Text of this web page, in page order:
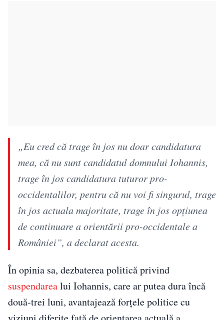
„Eu cred că trage în jos nu doar candidatura
mea, că nu sunt candidatul domnului Iohannis,
trage în jos candidatura tuturor pro-
occidentalilor, pentru că nu voi fi singurul, trage
în jos actuala majoritate, trage în jos opţiunea
de continuare a orientării pro-occidentale a
României”, a declarat acesta.
În opinia sa, dezbaterea politică privind
suspendarealui Iohannis, care ar putea dura încă
două-trei luni, avantajează forțele politice cu